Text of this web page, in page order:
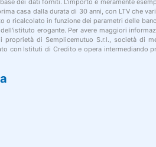
dei dati forniti. L'importo è meramente
casa dalla durata di 30 anni, con LTV che
o ricalcolato in funzione dei parametri delle
erogante. Per avere maggiori
proprietà di Semplicemutuo S.r.l., società di
con Istituti di Credito e opera intermediando